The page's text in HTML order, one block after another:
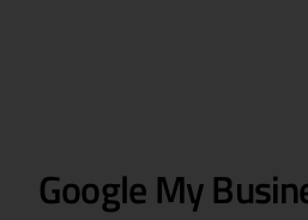
Google My